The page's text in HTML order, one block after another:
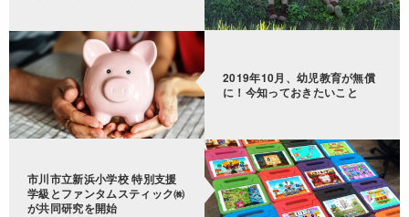
2019年10月、幼児教育が無償
に！今知っておきたいこと
市川市立新浜小学校 特別支援
学級とファンタムスティック㈱
が共同研究を開始